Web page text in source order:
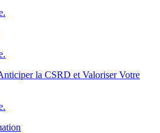
la CSRD et Valoriser Votre